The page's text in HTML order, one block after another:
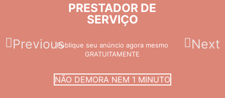
PRESTADOR DE
SERVIÇO
Publique seu anúncio agora mesmo
GRATUITAMENTE
NÃO DEMORA NEM 1 MINUTO
Previous Next